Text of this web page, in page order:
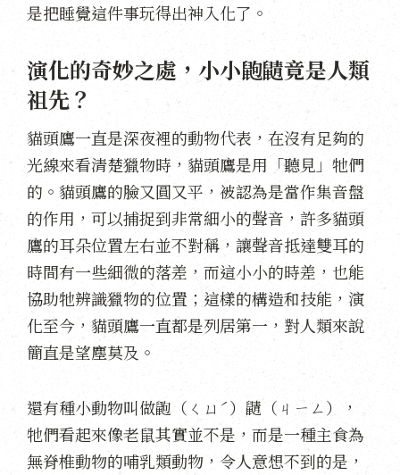
是把睡覺這件事玩得出神入化了。
演化的奇妙之處，小小鼩鼱竟是人類
祖先？
貓頭鷹一直是深夜裡的動物代表，在沒有足夠的
光線來看清楚獵物時，貓頭鷹是用「聽見」牠們
的。貓頭鷹的臉又圓又平，被認為是當作集音盤
的作用，可以捕捉到非常細小的聲音，許多貓頭
鷹的耳朵位置左右並不對稱，讓聲音抵達雙耳的
時間有一些細微的落差，而這小小的時差，也能
協助牠辨識獵物的位置；這樣的構造和技能，演
化至今，貓頭鷹一直都是列居第一，對人類來說
簡直是望塵莫及。
還有種小動物叫做鼩（ㄑㄩˊ）鼱（ㄐㄧㄥ），
牠們看起來像老鼠其實並不是，而是一種主食為
無脊椎動物的哺乳類動物，令人意想不到的是，